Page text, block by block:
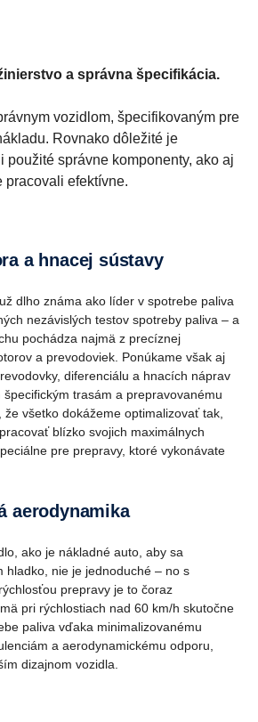
a správna špecifikácia.
vozidlom, špecifikovaným pre
Rovnako dôležité je
použité správne komponenty, ako aj
pracovali efektívne.
a hnacej sústavy
dlho známa ako líder v spotrebe paliva
nezávislých testov spotreby paliva – a
pochádza najmä z precíznej
a prevodoviek. Ponúkame však aj
diferenciálu a hnacích náprav
trasám a prepravovanému
že všetko dokážeme optimalizovať tak,
blízko svojich maximálnych
pre prepravy, ktoré vykonávate
aerodynamika
ako je nákladné auto, aby sa
hladko, nie je jednoduché – no s
prepravy je to čoraz
pri rýchlostiach nad 60 km/h skutočne
paliva vďaka minimalizovanému
a aerodynamickému odporu,
dizajnom vozidla.